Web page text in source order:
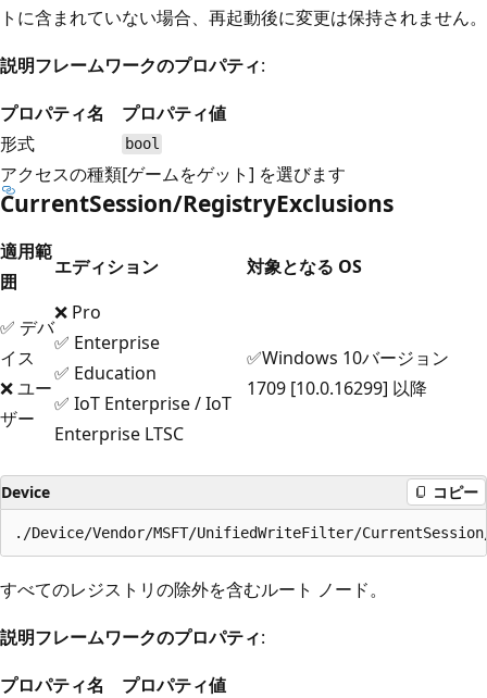
トに含まれていない場合、再起動後に変更は保持されません。
説明フレームワークのプロパティ:
プロパティ名
プロパティ値
形式
bool
アクセスの種類[ゲームをゲット] を選びます
CurrentSession/RegistryExclusions
適用範
囲
エディション 対象となる OS
✅ デバ
イス
❌ ユー
ザー
❌ Pro
✅ Enterprise
✅ Education
✅ IoT Enterprise / IoT
Enterprise LTSC
✅Windows 10バージョン
1709 [10.0.16299] 以降
Device コピー
すべてのレジストリの除外を含むルート ノード。
説明フレームワークのプロパティ:
プロパティ名
プロパティ値